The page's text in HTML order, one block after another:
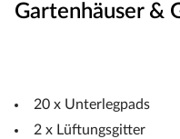
Gartenhäuser &
20 x Unterlegpads
2 x Lüftungsgitter